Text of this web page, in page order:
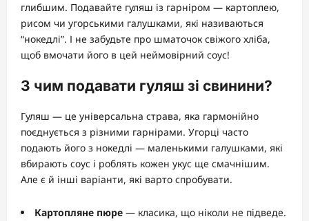
глибшим. Подавайте гуляш із гарніром — картоплею,
рисом чи угорськими галушками, які називаються
“нокедлі”. І не забудьте про шматочок свіжого хліба,
щоб вмочати його в цей неймовірний соус!
З чим подавати гуляш зі свинини?
Гуляш — це універсальна страва, яка гармонійно
поєднується з різними гарнірами. Угорці часто
подають його з нокедлі — маленькими галушками, які
вбирають соус і роблять кожен укус ще смачнішим.
Але є й інші варіанти, які варто спробувати.
Картопляне пюре — класика, що ніколи не підведе.